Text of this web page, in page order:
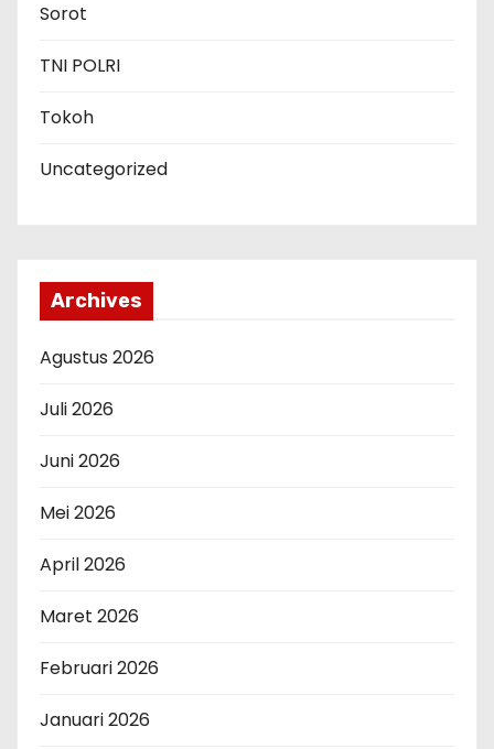
Sorot
TNI POLRI
Tokoh
Uncategorized
Archives
Agustus 2026
Juli 2026
Juni 2026
Mei 2026
April 2026
Maret 2026
Februari 2026
Januari 2026